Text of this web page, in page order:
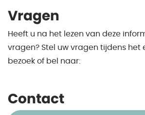
Vragen
Heeft u na het lezen van deze
vragen? Stel uw vragen tijdens het
bezoek of bel naar:
Contact